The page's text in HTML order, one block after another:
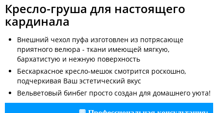
Кресло-груша для настоящего
кардинала
Внешний чехол пуфа изготовлен из потрясающе
приятного велюра - ткани имеющей мягкую,
бархатистую и нежную поверхность
Бескаркасное кресло-мешок смотрится роскошно,
подчеркивая Ваш эстетический вкус
Вельветовый бинбег просто создан для домашнего уюта!